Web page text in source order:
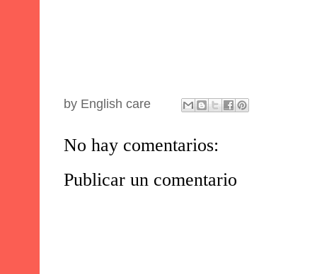
by English care
No hay comentarios:
Publicar un comentario